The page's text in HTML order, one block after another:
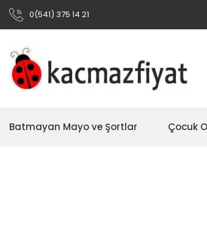
0(541) 375 14 21
Batmayan Mayo ve Şortlar Çocuk